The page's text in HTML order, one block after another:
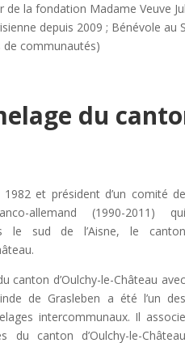
de la fondation Madame Veuve
depuis 2009 ; Bénévole au
de communautés)
du
et président d’un comité de
allemand (1990-2011) qui
le sud de l’Aisne, le canton
canton d’Oulchy-le-Château avec
de Grasleben a été l’un des
intercommunaux. Il associe
du canton d’Oulchy-le-Château